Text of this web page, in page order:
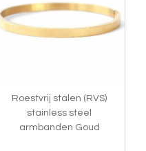
Roestvrij stalen (RVS)
stainless steel
armbanden Goud